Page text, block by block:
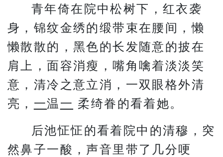
青年倚在院中松树下，红衣袭
身，锦纹金绣的缎带束在腰间，懒
懒散散的，黑色的长发随意的披在
肩上，面容消瘦，嘴角噙着淡淡笑
意，清冷之意立消，一双眼格外清
亮， 一温 一 柔绮眷的看着她。
后池怔怔的看着院中的清穆，突
然鼻子一酸，声音里带了几分哽